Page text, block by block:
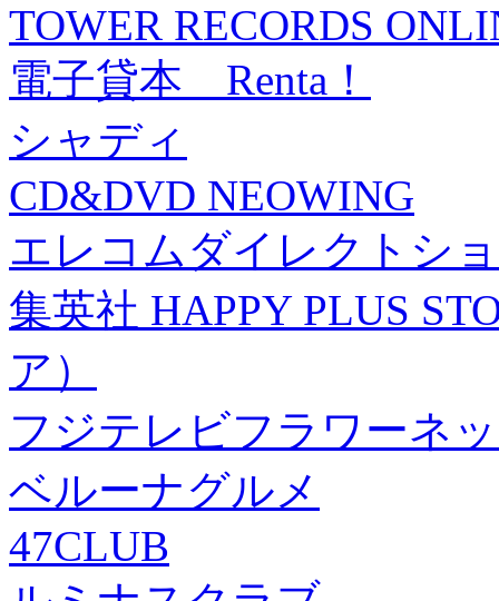
TOWER RECORDS
電子貸本 Renta！
シャディ
CD&DVD NEOWING
エレコムダイレクトシ
集英社 HAPPY PLUS
ア）
フジテレビフラワーネ
ベルーナグルメ
47CLUB